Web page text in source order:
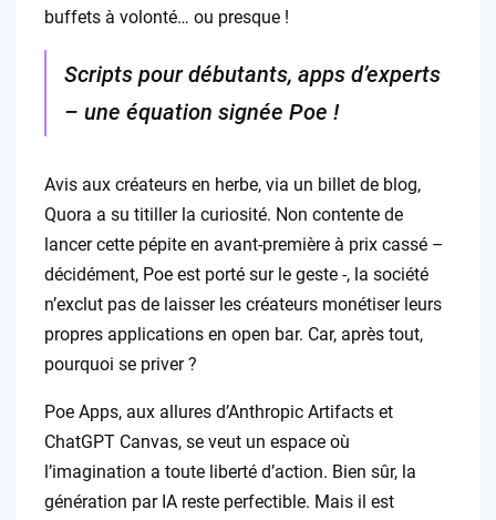
buffets à volonté… ou presque !
Scripts pour débutants, apps d’experts
– une équation signée Poe !
Avis aux créateurs en herbe, via un billet de blog,
Quora a su titiller la curiosité. Non contente de
lancer cette pépite en avant-première à prix cassé –
décidément, Poe est porté sur le geste -, la société
n’exclut pas de laisser les créateurs monétiser leurs
propres applications en open bar. Car, après tout,
pourquoi se priver ?
Poe Apps, aux allures d’Anthropic Artifacts et
ChatGPT Canvas, se veut un espace où
l’imagination a toute liberté d’action. Bien sûr, la
génération par IA reste perfectible. Mais il est